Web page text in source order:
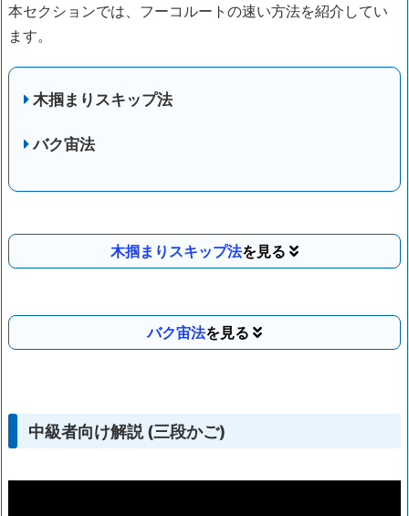
本セクションでは、フーコルートの速い方法を紹介してい
ます。
木掴まりスキップ法
バク宙法
木掴まりスキップ法
バク宙法
中級者向け解説 (三段かご)